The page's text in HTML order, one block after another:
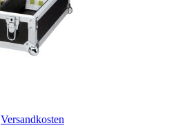
Versandkosten